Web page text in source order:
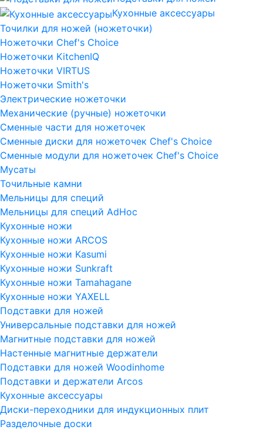
Кухонные аксессуары
Точилки для ножей (ножеточки)
Ножеточки Chef's Choice
Ножеточки KitchenIQ
Ножеточки VIRTUS
Ножеточки Smith's
Электрические ножеточки
Механические (ручные) ножеточки
Сменные части для ножеточек
Сменные диски для ножеточек Chef's Choice
Сменные модули для ножеточек Chef's Choice
Мусаты
Точильные камни
Мельницы для специй
Мельницы для специй AdHoc
Кухонные ножи
Кухонные ножи ARCOS
Кухонные ножи Kasumi
Кухонные ножи Sunkraft
Кухонные ножи Tamahagane
Кухонные ножи YAXELL
Подставки для ножей
Универсальные подставки для ножей
Магнитные подставки для ножей
Настенные магнитные держатели
Подставки для ножей Woodinhome
Подставки и держатели Arcos
Кухонные аксессуары
Диски-переходники для индукционных плит
Разделочные доски